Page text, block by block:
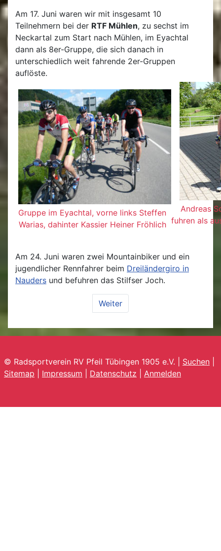
Am 17. Juni waren wir mit insgesamt 10
Teilnehmern bei der RTF Mühlen, zu sechst im
Neckartal zum Start nach Mühlen, im Eyachtal
dann als 8er-Gruppe, die sich danach in
unterschiedlich weit fahrende 2er-Gruppen
auflöste.
Gruppe im Eyachtal, vorne links Steffen
Warias, dahinter Kassier Heiner Fröhlich
Andreas
fuhren als
Am 24. Juni waren zwei Mountainbiker und ein
jugendlicher Rennfahrer beim Dreiländergiro in
Nauders und befuhren das Stilfser Joch.
Weiter
© Radsportverein RV Pfeil Tübingen 1905 e.V. | Suchen
Sitemap
Impressum Datenschutz Anmelden